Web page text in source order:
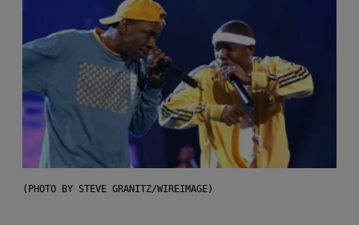
(PHOTO BY STEVE GRANITZ/WIREIMAGE)